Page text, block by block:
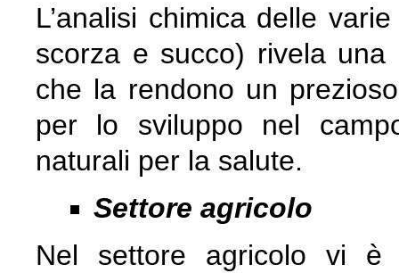
L’analisi chimica delle
scorza e succo) rivela
che la rendono un
per lo sviluppo nel
naturali per la salute.
Settore agricolo
Nel settore agricolo vi è